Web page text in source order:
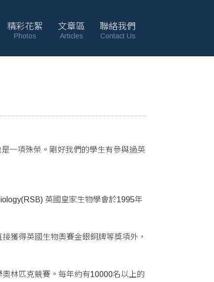
精彩花絮
Photos
文章區
Articles
聯絡我們
Contact Us
一項殊榮。剛好我們的學生有參與過英
英國皇家生物學會於1995年
獲得英國生物奧賽金銀銅牌等獎項外，
林匹克競賽。每年約有10000名以上的